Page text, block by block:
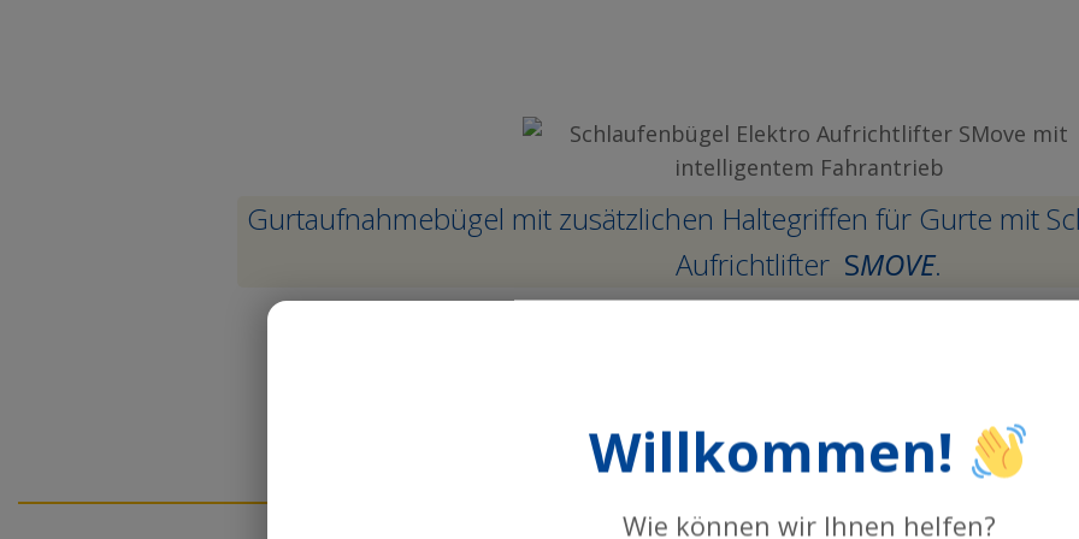
Gurtaufnahmebügel mit zusätzlichen Haltegriffen für Gurte mit
Aufrichtlifter SMOVE.
Willkommen!
Wie können wir Ihnen helfen?